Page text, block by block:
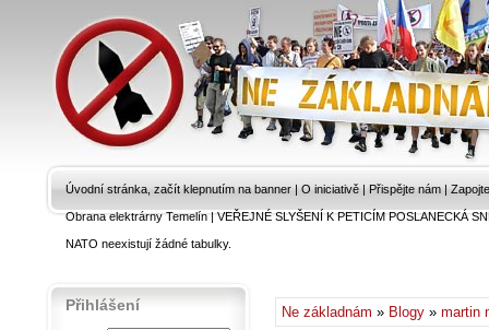
Úvodní stránka, začít klepnutím na banner | O iniciativě | Přispějte nám |
Obrana elektrárny Temelín|VEŘEJNÉ SLYŠENÍ K PETICÍM POSLANECKÁ
NATO neexistují žádné tabulky.
Ne základnám » Blogy » martin
Přihlášení